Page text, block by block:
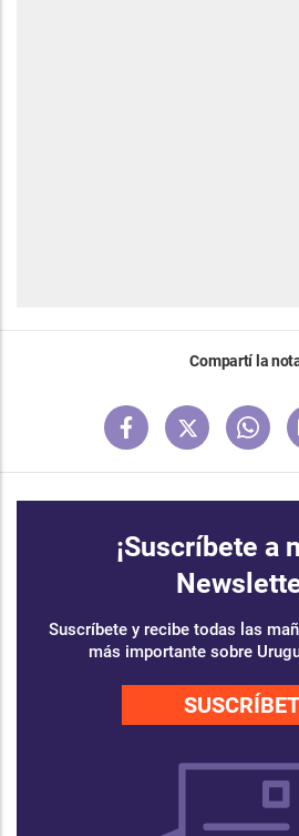
Compartí la
¡Suscríbete a
Suscríbete y recibe todas las
más importante sobre